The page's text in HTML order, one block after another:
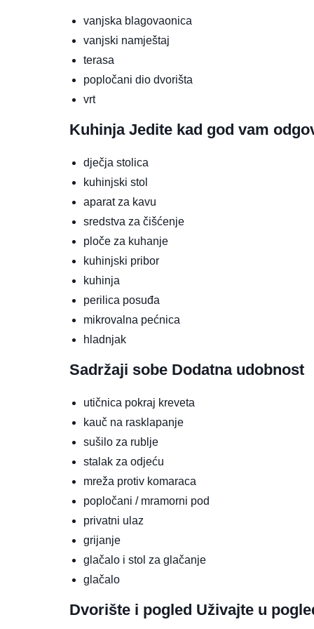
vanjska blagovaonica
vanjski namještaj
terasa
popločani dio dvorišta
vrt
Kuhinja Jedite kad god vam
dječja stolica
kuhinjski stol
aparat za kavu
sredstva za čišćenje
ploče za kuhanje
kuhinjski pribor
kuhinja
perilica posuđa
mikrovalna pećnica
hladnjak
Sadržaji sobe Dodatna udobnost
utičnica pokraj kreveta
kauč na rasklapanje
sušilo za rublje
stalak za odjeću
mreža protiv komaraca
popločani / mramorni pod
privatni ulaz
grijanje
glačalo i stol za glačanje
glačalo
Dvorište i pogled Uživajte u